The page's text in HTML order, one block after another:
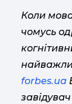
Коли мова
чомусь
forbes.ua
завідувач